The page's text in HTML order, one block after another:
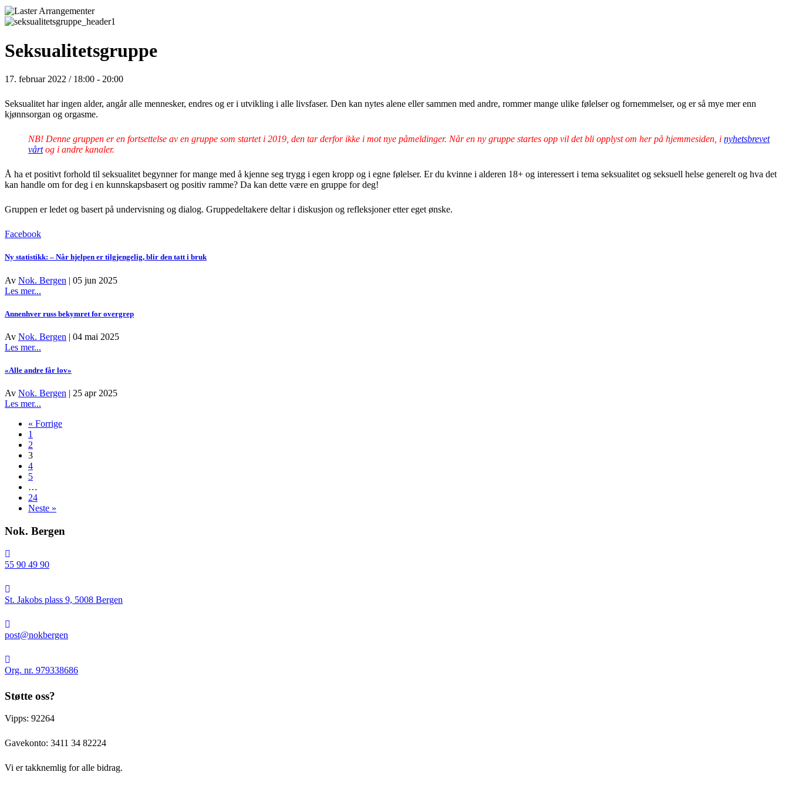
Seksualitetsgruppe
17. februar 2022 / 18:00 - 20:00
Seksualitet har ingen alder, angår alle mennesker, endres og er i utvikling i alle livsfaser. Den kan nytes alene eller sammen med andre, rommer mange ulike følelser og fornemmelser, og er så mye mer enn
kjønnsorgan og orgasme.
NB! Denne gruppen er en fortsettelse av en gruppe som startet i 2019, den tar derfor ikke i mot nye påmeldinger. Når en ny gruppe startes opp vil det bli opplyst om her på hjemmesiden, i nyhetsbrevet
vårtog i andre kanaler.
Å ha et positivt forhold til seksualitet begynner for mange med å kjenne seg trygg i egen kropp og i egne følelser. Er du kvinne i alderen 18+ og interessert i tema seksualitet og seksuell helse generelt og hva det
kan handle om for deg i en kunnskapsbasert og positiv ramme? Da kan dette være en gruppe for deg!
Gruppen er ledet og basert på undervisning og dialog. Gruppedeltakere deltar i diskusjon og refleksjoner etter eget ønske.
Facebook
Ny statistikk: – Når hjelpen er tilgjengelig, blir den tatt i bruk
Av Nok. Bergen | 05 jun 2025
Les mer...
statistikk:
Når
hjelpen
er
blir
tatt
i
Annenhver russ bekymret for overgrep
Av Nok. Bergen | 04 mai 2025
Les mer...
russ
for
overgrep
«Alle andre får lov»
Av Nok. Bergen | 25 apr 2025
Les mer...
andre
« Forrige
1
2
3
4
5
…
24
Neste »
Nok. Bergen
55 90 49 90
Jakobs
5008
Bergen
St. Jakobs plass 9, 5008 Bergen
post@nokbergen
nr.
Org. nr. 979338686
Støtte oss?
Vipps: 92264
Gavekonto: 3411 34 82224
Vi er takknemlig for alle bidrag.